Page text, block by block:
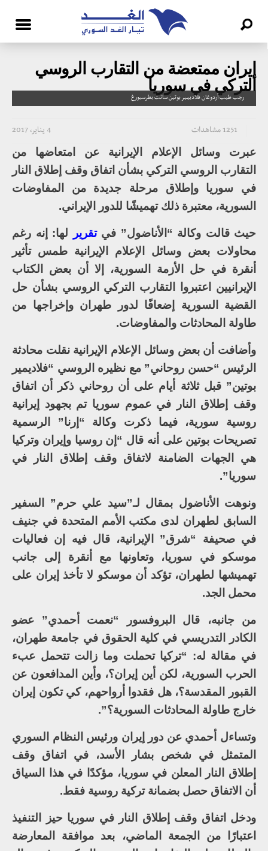
إيران ممتعضة من التقارب الروسي
التركي في سوريا
رجب طيب أردوغان فلاديمير بوتين سانت بطرسبورغ
4 يناير، 2017 1251 مشاهدات
عبرت وسائل الإعلام الإيرانية عن امتعاضها من
التقارب الروسي التركي بشأن اتفاق وقف إطلاق النار
في سوريا وإطلاق مرحلة جديدة من المفاوضات
السورية، معتبرة ذلك تهميشًا للدور الإيراني.
حيث قالت وكالة “الأناضول” فيتقرير
لها: إنه رغم
محاولات بعض وسائل الإعلام الإيرانية طمس تأثير
أنقرة في حل الأزمة السورية، إلا أن بعض الكتاب
الإيرانيين اعتبروا التقارب التركي الروسي بشأن حل
القضية السورية إضعافًا لدور طهران وإخراجها من
طاولة المحادثات والمفاوضات.
وأضافت أن بعض وسائل الإعلام الإيرانية نقلت محادثة
الرئيس “حسن روحاني” مع نظيره الروسي “فلاديمير
بوتين” قبل ثلاثة أيام على أن روحاني ذكر أن اتفاق
وقف إطلاق النار في عموم سوريا تم بجهود إيرانية
روسية سورية، فيما ذكرت وكالة “إرنا” الرسمية
تصريحات بوتين على أنه قال “إن روسيا وإيران وتركيا
هي الجهات الضامنة لاتفاق وقف إطلاق النار في
سوريا”.
ونوهت الأناضول بمقال لـ”سيد علي حرم” السفير
السابق لطهران لدى مكتب الأمم المتحدة في جنيف
في صحيفة “شرق” الإيرانية، قال فيه إن فعاليات
موسكو في سوريا، وتعاونها مع أنقرة إلى جانب
تهميشها لطهران، تؤكد أن موسكو لا تأخذ إيران على
محمل الجد.
من جانبه، قال البروفسور “نعمت أحمدي” عضو
الكادر التدريسي في كلية الحقوق في جامعة طهران،
في مقالة له: “تركيا تحملت وما زالت تتحمل عبء
الحرب السورية، لكن أين إيران؟، وأين المدافعون عن
القبور المقدسة؟، هل فقدوا أرواحهم، كي تكون إيران
خارج طاولة المحادثات السورية؟”.
وتساءل أحمدي عن دور إيران ورئيس النظام السوري
المتمثل في شخص بشار الأسد، في اتفاق وقف
إطلاق النار المعلن في سوريا، مؤكدًا في هذا السياق
أن الاتفاق حصل بضمانة تركية روسية فقط.
ودخل اتفاق وقف إطلاق النار في سوريا حيز التنفيذ
اعتبارًا من الجمعة الماضي، بعد موافقة المعارضة